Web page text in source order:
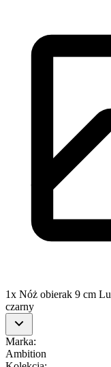
1x Nóż obierak 9 cm
czarny
Marka:
Ambition